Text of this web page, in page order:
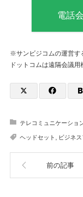
電話
※サンビジコムの運営す
ドットコムは遠隔会議用
テレコミュニケーショ
ヘッドセット , ビジネ
前の記事